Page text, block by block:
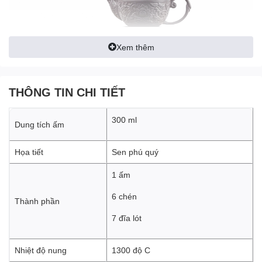
Điểm thu hút của sản phẩm nằm ở dáng
cân đối, dễ tạo cảm giác gần gũi mà vẫn sang trọng. Kết hợp
tinh tế, bộ trà mang đến một tổng thể hài
càng ngắm càng thấy cuốn hút.
Xem thêm
THÔNG TIN CHI TIẾT
Dung tích ấm 300 ml
Họa tiết Sen phú quý
Thành phần
1 ấm
6 chén
7 đĩa lót
Nhiệt độ nung 1300 độ C